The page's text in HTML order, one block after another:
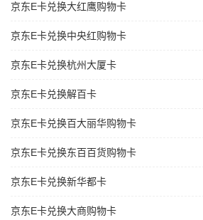
京东E卡兑换大红鹰购物卡
京东E卡兑换中央红购物卡
京东E卡兑换杭州大厦卡
京东E卡兑换解百卡
京东E卡兑换百大丽华购物卡
京东E卡兑换东百百货购物卡
京东E卡兑换新华都卡
京东E卡兑换大商购物卡